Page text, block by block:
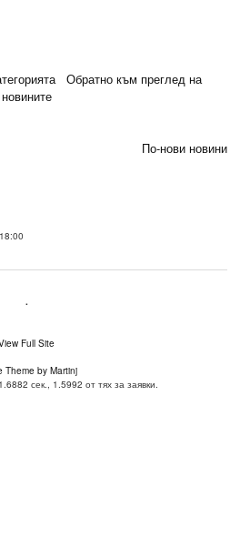
Обратно към преглед на
новините
По-нови новини
.
Full Site
Theme by Martinj
сек., 1.5992 от тях за заявки.